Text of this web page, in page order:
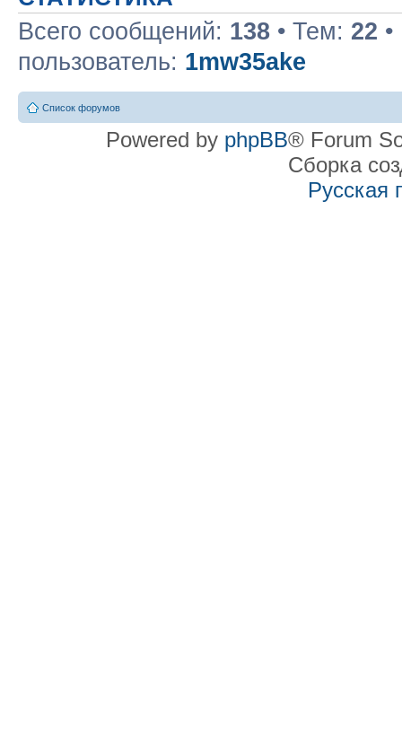
Всего сообщений: 138 • Тем: 22
пользователь: 1mw35ake
Список форумов
Powered by phpBB® Forum
Сборка
Русская